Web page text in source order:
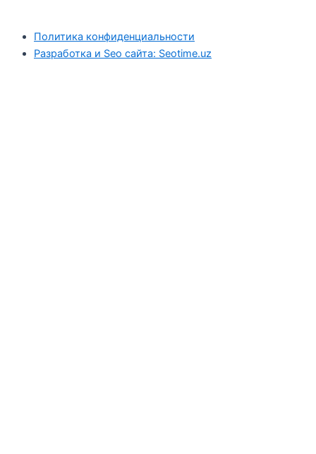
Политика конфиденциальности
Разработка и Seo сайта: Seotime.uz